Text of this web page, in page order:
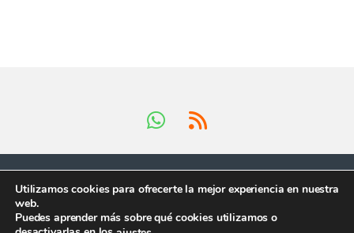
Tienes preguntas ?
Utilizamos cookies para ofrecerte la mejor experiencia en nuestra
web.
Puedes aprender más sobre qué cookies utilizamos o